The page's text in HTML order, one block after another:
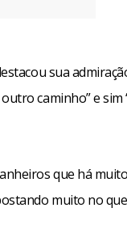
sua
caminho” e
que há
muito no que